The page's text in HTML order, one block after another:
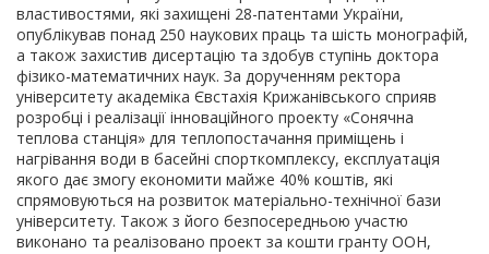
властивостями, які захищені 28-патентами України,
опублікував понад 250 наукових праць та шість монографій,
а також захистив дисертацію та здобув ступінь доктора
фізико-математичних наук. За дорученням ректора
університету академіка Євстахія Крижанівського сприяв
розробці і реалізації інноваційного проекту «Сонячна
теплова станція» для теплопостачання приміщень і
нагрівання води в басейні спорткомплексу, експлуатація
якого дає змогу економити майже 40% коштів, які
спрямовуються на розвиток матеріально-технічної бази
університету. Також з його безпосередньою участю
виконано та реалізовано проект за кошти гранту ООН,